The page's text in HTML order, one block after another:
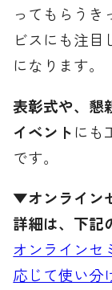
ってもらうき
ビスにも注目
になります。
表彰式や、懇
イベントにも
です。
▼オンライン
詳細は、下記
オンラインセ
応じて使い分